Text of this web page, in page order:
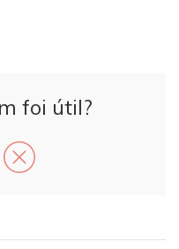
foi útil?